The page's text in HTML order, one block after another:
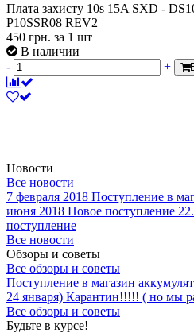
Плата захисту 10s 15A SXD -
P10SSR08 REV2
450 грн. за 1 шт
В наличии
-
+
Новости
Все новости
7 февраля 2018 Поступление в
июня 2018 Новое поступление
поступление
Все новости
Обзоры и советы
Все обзоры и советы
Поступление в магазин
24 января) Карантин!!!!! ( но мы
Все обзоры и советы
Будьте в курсе!